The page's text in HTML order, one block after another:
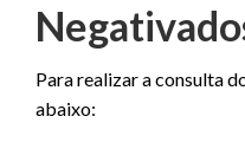
Para realizar a consulta
abaixo: